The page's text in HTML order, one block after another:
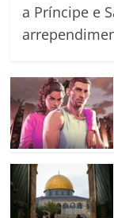
a Príncipe e